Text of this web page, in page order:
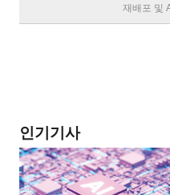
재배포 및
인기기사